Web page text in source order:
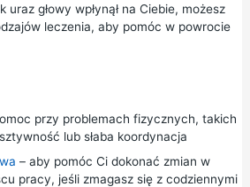
głowy wpłynął na Ciebie, możesz
leczenia, aby pomóc w powrocie
przy problemach fizycznych, takich
lub słaba koordynacja
– aby pomóc Ci dokonać zmian w
pracy, jeśli zmagasz się z codziennymi